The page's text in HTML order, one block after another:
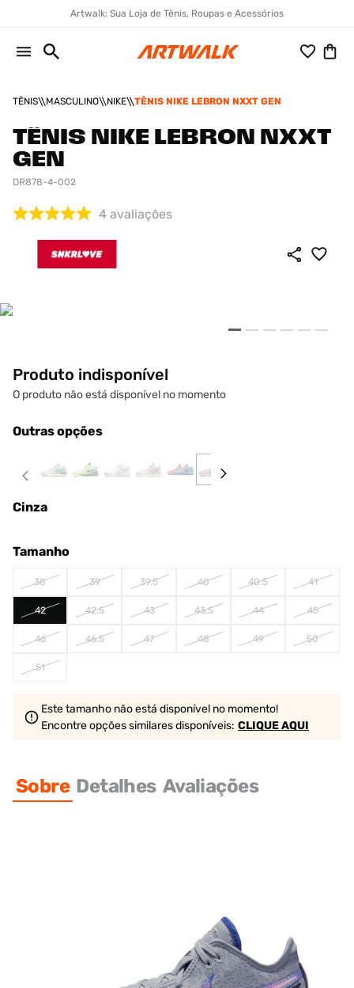
Artwalk: Sua Loja de Tênis, Roupas e Acessórios
TÊNIS MASCULINO NIKE TÊNIS NIKE LEBRON NXXT GEN
TÊNIS NIKE LEBRON NXXT
GEN
DR878-4-002
4 avaliações
Produto indisponível
O produto não está disponível no momento
Outras opções
Cinza
Tamanho
38 39 39.5 40 40.5 41
42 42.5 43 43.5 44 45
46 46.5 47 48 49 50
51
Este tamanho não está disponível no momento!
Encontre opções similaresdisponíveis: CLIQUE AQUI
Sobre Detalhes Avaliações